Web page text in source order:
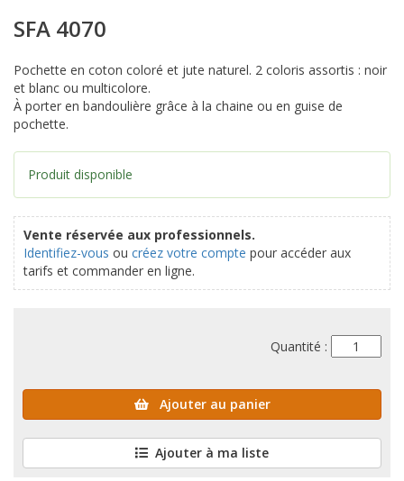
SFA 4070
Pochette en coton coloré et jute naturel. 2 coloris assortis : noir
et blanc ou multicolore.
À porter en bandoulière grâce à la chaine ou en guise de
pochette.
Produit disponible
Vente réservée aux professionnels.
Identifiez-vous ou créez votre compte pour accéder aux
tarifs et commander en ligne.
Quantité :
Ajouter au panier
Ajouter à ma liste